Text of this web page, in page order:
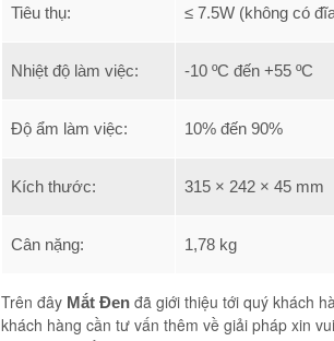
Tiêu thụ: ≤ 7.5W (không có
Nhiệt độ làm việc: -10 ºC đến +55 ºC
Độ ẩm làm việc: 10% đến 90%
Kích thước: 315 × 242 × 45 mm
Cân nặng: 1,78 kg
Trên đây Mắt Đen đã giới thiệu tới quý khách
khách hàng cần tư vấn thêm về giải pháp xin